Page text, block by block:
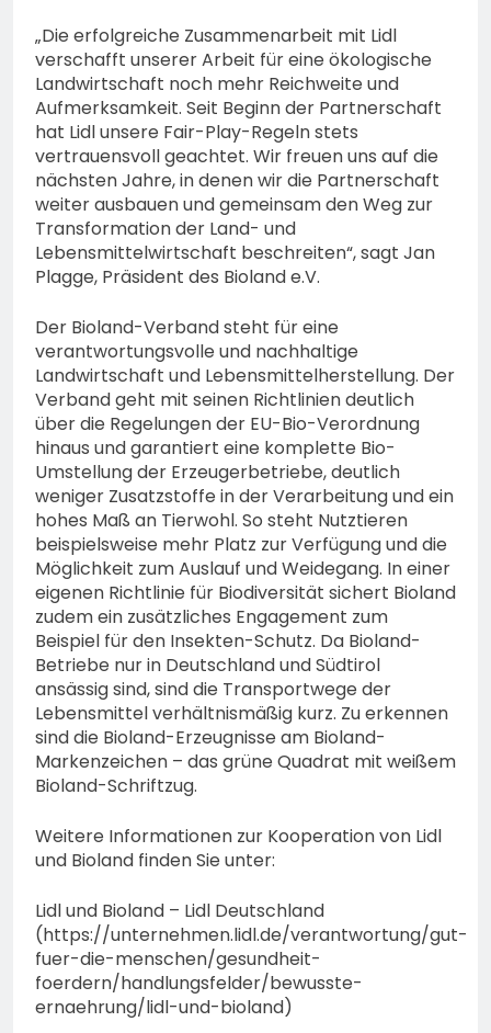
„Die erfolgreiche Zusammenarbeit mit Lidl
verschafft unserer Arbeit für eine ökologische
Landwirtschaft noch mehr Reichweite und
Aufmerksamkeit. Seit Beginn der Partnerschaft
hat Lidl unsere Fair-Play-Regeln stets
vertrauensvoll geachtet. Wir freuen uns auf die
nächsten Jahre, in denen wir die Partnerschaft
weiter ausbauen und gemeinsam den Weg zur
Transformation der Land- und
Lebensmittelwirtschaft beschreiten“, sagt Jan
Plagge, Präsident des Bioland e.V.
Der Bioland-Verband steht für eine
verantwortungsvolle und nachhaltige
Landwirtschaft und Lebensmittelherstellung. Der
Verband geht mit seinen Richtlinien deutlich
über die Regelungen der EU-Bio-Verordnung
hinaus und garantiert eine komplette Bio-
Umstellung der Erzeugerbetriebe, deutlich
weniger Zusatzstoffe in der Verarbeitung und ein
hohes Maß an Tierwohl. So steht Nutztieren
beispielsweise mehr Platz zur Verfügung und die
Möglichkeit zum Auslauf und Weidegang. In einer
eigenen Richtlinie für Biodiversität sichert Bioland
zudem ein zusätzliches Engagement zum
Beispiel für den Insekten-Schutz. Da Bioland-
Betriebe nur in Deutschland und Südtirol
ansässig sind, sind die Transportwege der
Lebensmittel verhältnismäßig kurz. Zu erkennen
sind die Bioland-Erzeugnisse am Bioland-
Markenzeichen – das grüne Quadrat mit weißem
Bioland-Schriftzug.
Weitere Informationen zur Kooperation von Lidl
und Bioland finden Sie unter:
Lidl und Bioland – Lidl Deutschland
(https://unternehmen.lidl.de/verantwortung/gut-
fuer-die-menschen/gesundheit-
foerdern/handlungsfelder/bewusste-
ernaehrung/lidl-und-bioland)